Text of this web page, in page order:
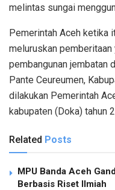
melintas sungai
Pemerintah Aceh ketika
meluruskan pemberitaan
pembangunan jembatan
Pante Ceureumen,
dilakukan Pemerintah
kabupaten (Doka) tahun
Related Posts
MPU Banda Aceh
Berbasis Riset Ilmiah